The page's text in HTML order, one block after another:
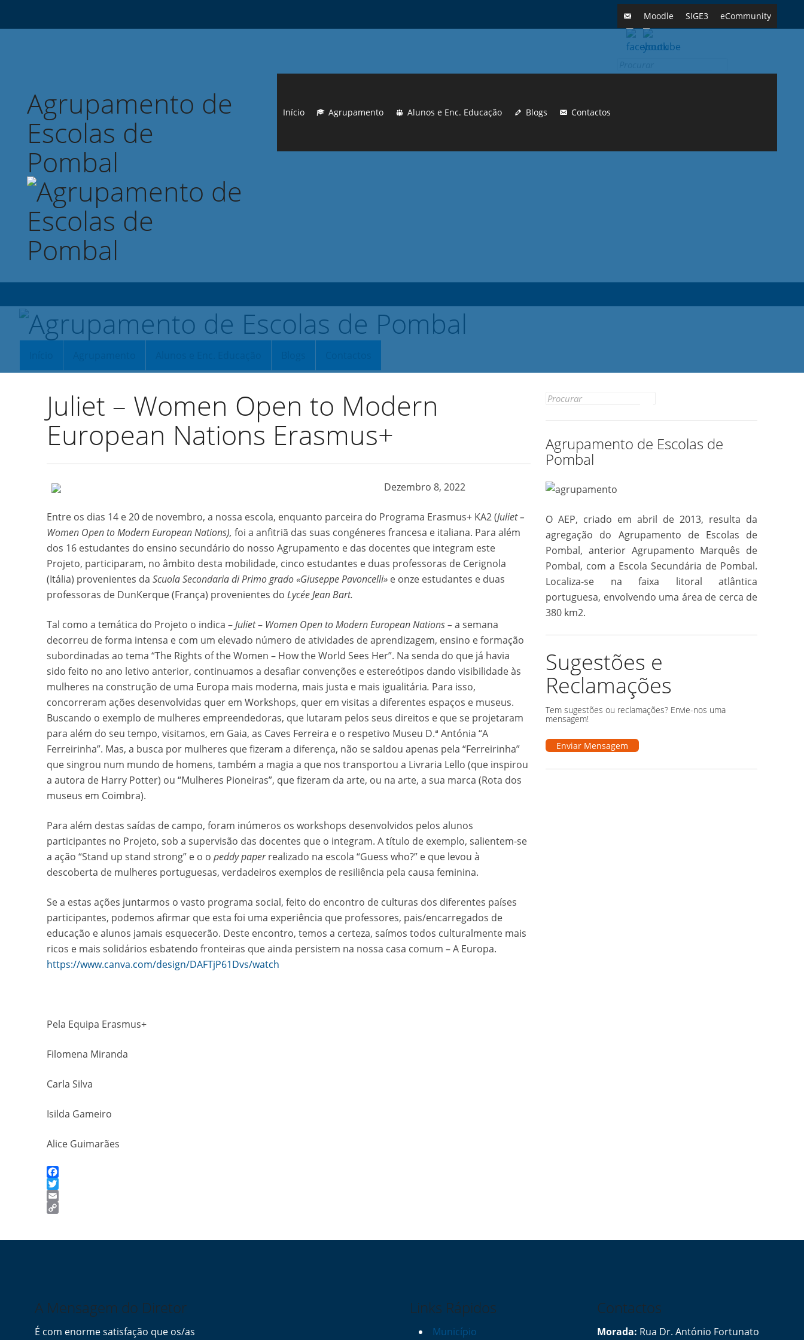
Moodle SIGE3 eCommunity
Agrupamento de
Escolas de
Pombal
Início Agrupamento Alunos e Enc. Educação Blogs Contactos
Juliet – Women Open to Modern
European Nations Erasmus+
Dezembro 8, 2022
Entre os dias 14 e 20 de novembro, a nossa escola, enquanto parceira do Programa Erasmus+ KA2 (Juliet –
Women Open to Modern European Nations), foi a anfitriã das suas congéneres francesa e italiana. Para além
dos 16 estudantes do ensino secundário do nosso Agrupamento e das docentes que integram este
Projeto, participaram, no âmbito desta mobilidade, cinco estudantes e duas professoras de Cerignola
(Itália) provenientes da Scuola Secondaria di Primo grado «Giuseppe Pavoncelli»e onze estudantes e duas
professoras de DunKerque (França) provenientes do Lycée Jean Bart.
Tal como a temática do Projeto o indica –Juliet– Women Open to Modern European Nations – a semana
decorreu de forma intensa e com um elevado número de atividades de aprendizagem, ensino e formação
subordinadas ao tema “The Rights of the Women – How the World Sees Her”. Na senda do que já havia
sido feito no ano letivo anterior, continuamos a desafiar convenções e estereótipos dando visibilidade às
mulheres na construção de uma Europa mais moderna, mais justa e mais igualitária. Para isso,
concorreram ações desenvolvidas quer em Workshops, quer em visitas a diferentes espaços e museus.
Buscando o exemplo de mulheres empreendedoras, que lutaram pelos seus direitos e que se projetaram
para além do seu tempo, visitamos, em Gaia, as Caves Ferreira e o respetivo Museu D.ª Antónia “A
Ferreirinha”. Mas, a busca por mulheres que fizeram a diferença, não se saldou apenas pela “Ferreirinha”
que singrou num mundo de homens, também a magia a que nos transportou a Livraria Lello (que inspirou
a autora de Harry Potter) ou “Mulheres Pioneiras”, que fizeram da arte, ou na arte, a sua marca (Rota dos
museus em Coimbra).
Para além destas saídas de campo, foram inúmeros os workshops desenvolvidos pelos alunos
participantes no Projeto, sob a supervisão das docentes que o integram. A título de exemplo, salientem-se
a ação “Stand up stand strong” e o o peddy paperrealizado na escola “Guess who?” e que levou à
descoberta de mulheres portuguesas, verdadeiros exemplos de resiliência pela causa feminina.
Se a estas ações juntarmos o vasto programa social, feito do encontro de culturas dos diferentes países
participantes, podemos afirmar que esta foi uma experiência que professores, pais/encarregados de
educação e alunos jamais esquecerão. Deste encontro, temos a certeza, saímos todos culturalmente mais
ricos e mais solidários esbatendo fronteiras que ainda persistem na nossa casa comum – A Europa.
https://www.canva.com/design/DAFTjP61Dvs/watch
Pela Equipa Erasmus+
Filomena Miranda
Carla Silva
Isilda Gameiro
Alice Guimarães
Facebook
Twitter
Email
Search
Agrupamento de Escolas de
Pombal
O AEP, criado em abril de 2013, resulta da
agregação do Agrupamento de Escolas de
Pombal, anterior Agrupamento Marquês de
Pombal, com a Escola Secundária de Pombal.
Localiza-se na faixa litoral atlântica
portuguesa, envolvendo uma área de cerca de
380 km2.
Sugestões e
Reclamações
Tem sugestões ou reclamações? Envie-nos uma
mensagem!
Enviar Mensagem
A Mensagem do Diretor
É com enorme satisfação que os/as
Links Rápidos
Município
Contactos
Morada: Rua Dr. António Fortunato